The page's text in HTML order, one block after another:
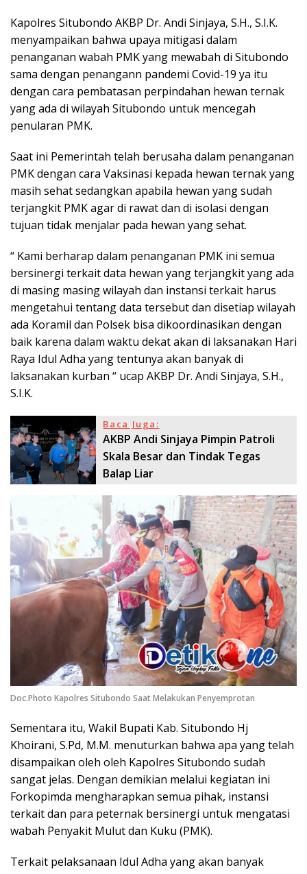
Kapolres Situbondo AKBP Dr. Andi Sinjaya, S.H., S.I.K.
menyampaikan bahwa upaya mitigasi dalam
penanganan wabah PMK yang mewabah di Situbondo
sama dengan penangann pandemi Covid-19 ya itu
dengan cara pembatasan perpindahan hewan ternak
yang ada di wilayah Situbondo untuk mencegah
penularan PMK.
Saat ini Pemerintah telah berusaha dalam penanganan
PMK dengan cara Vaksinasi kepada hewan ternak yang
masih sehat sedangkan apabila hewan yang sudah
terjangkit PMK agar di rawat dan di isolasi dengan
tujuan tidak menjalar pada hewan yang sehat.
“ Kami berharap dalam penanganan PMK ini semua
bersinergi terkait data hewan yang terjangkit yang ada
di masing masing wilayah dan instansi terkait harus
mengetahui tentang data tersebut dan disetiap wilayah
ada Koramil dan Polsek bisa dikoordinasikan dengan
baik karena dalam waktu dekat akan di laksanakan Hari
Raya Idul Adha yang tentunya akan banyak di
laksanakan kurban “ ucap AKBP Dr. Andi Sinjaya, S.H.,
S.I.K.
Baca Juga:
AKBP Andi Sinjaya Pimpin Patroli
Skala Besar dan Tindak Tegas
Balap Liar
Doc.Photo Kapolres Situbondo Saat Melakukan Penyemprotan
Sementara itu, Wakil Bupati Kab. Situbondo Hj
Khoirani, S.Pd, M.M. menuturkan bahwa apa yang telah
disampaikan oleh oleh Kapolres Situbondo sudah
sangat jelas. Dengan demikian melalui kegiatan ini
Forkopimda mengharapkan semua pihak, instansi
terkait dan para peternak bersinergi untuk mengatasi
wabah Penyakit Mulut dan Kuku (PMK).
Terkait pelaksanaan Idul Adha yang akan banyak